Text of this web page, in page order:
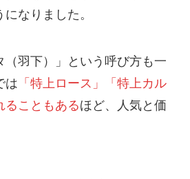
なりました。
（羽下）」という呼び方も一
は 「特上ロース」「特上カル
ることもあるほど、人気と価